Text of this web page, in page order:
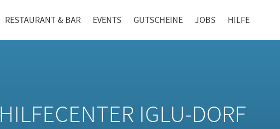
RESTAURANT & BAR EVENTS GUTSCHEINE JOBS HILFE
HILFECENTER IGLU-DORF